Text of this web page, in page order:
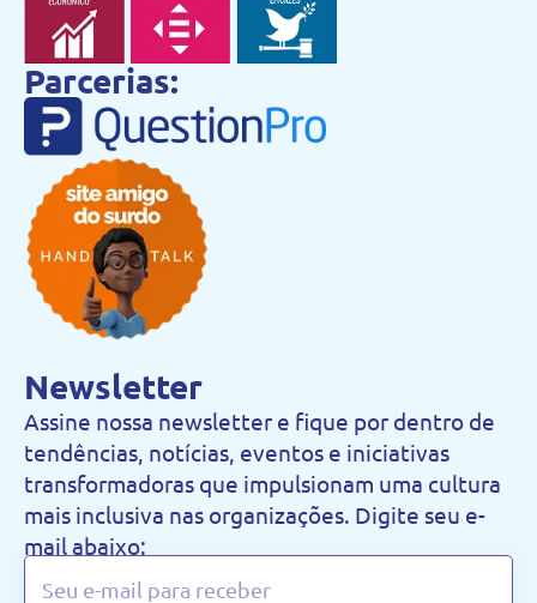
Parcerias:
Newsletter
Assine nossa newsletter e fique por dentro de
tendências, notícias, eventos e iniciativas
transformadoras que impulsionam uma cultura
mais inclusiva nas organizações. Digite seu e-
mail abaixo: